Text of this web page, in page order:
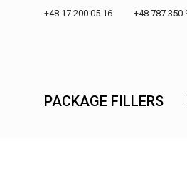
+48 17 200 05 16 +48 787
PACKAGE FILLERS